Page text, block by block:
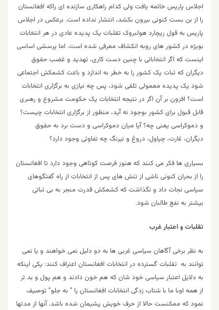
اجلاس پاریس خاتمه یافت ولی کدام راهکاری سازنده ای راکه افغانستان
را از بن بست کنونی بیرون بکشد، انتشار نداده است. برعکس در اجلاس
پاریس به قول ریچارد هولبروک تقلبات یک پدیده عادی در هر انتخابات
بویژه در کشور های روبه انکشاف معرفی شده است. اما پرسشی اساسی
اینست که اگر انتخاباتی با چنین دست کاری، تهدید و غضب حقوق
دیگران که ثبات یک کشور را به خطر به اندازد و باعث کشمکش اجتماعی
شود یک پدیده معمولی تلقی شود، پس چه نیازی به برگزاری انتخابات
است؟ افزون بر آن اگر در نتیجه انتخابات یک حکومت مشروع و رهبری
قابل قبول برای کشور بوجود نه آید، منظور از برگزاری انتخابات چیست؟
و دموکراسی یعنی چه؟ آیا میان دموکراسی و دست برد به حقوق
دیگران، غارت، چپاول، دروغ و نیرنگ چه تفاوتی وجود دارد؟
بسیاری ها فکر می کنند که هنوز فرصت کوتاهی وجود دارد تا افغانستان
را از بحران کنونی ناشی از تنش های پس از انتخابات از راه گفتگوهای
سیاسی نجات داد و نگذاشت که کشمکش قدرت منجر به بی ثباتی
بیشتر به نفع طالبان شود.
تقلبات و اعتبار غرب
به نظر برخی آگاهان سیاسی غربی ها به دو دلیل نمی خواهند و یا نمی
توانند به تقلبات گسترده در انتخابات افغانستان اعتراف کنند: یکی اینکه
به دلایل اعتبار سیاسی خود شان که هم خون دادند و هم پول و بد تر
از همه اوبا ما با شتاب زدگی انتخابات افغانستان را ” به جلو” توصیف
نمود که ممکنست حالا از حرف خویش پشیمان شده باشد. آنها از مدتها